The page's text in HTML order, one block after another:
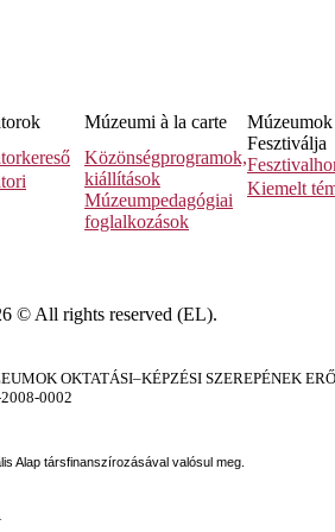
Múzeumi à la carte
Közönségprogramok,
kiállítások
Múzeumpedagógiai
foglalkozások
Fesztiválja
Kiemelt
© All rights reserved (EL).
OKTATÁSI–KÉPZÉSI SZEREPÉNEK
0002
Alap társfinanszírozásával valósul meg.